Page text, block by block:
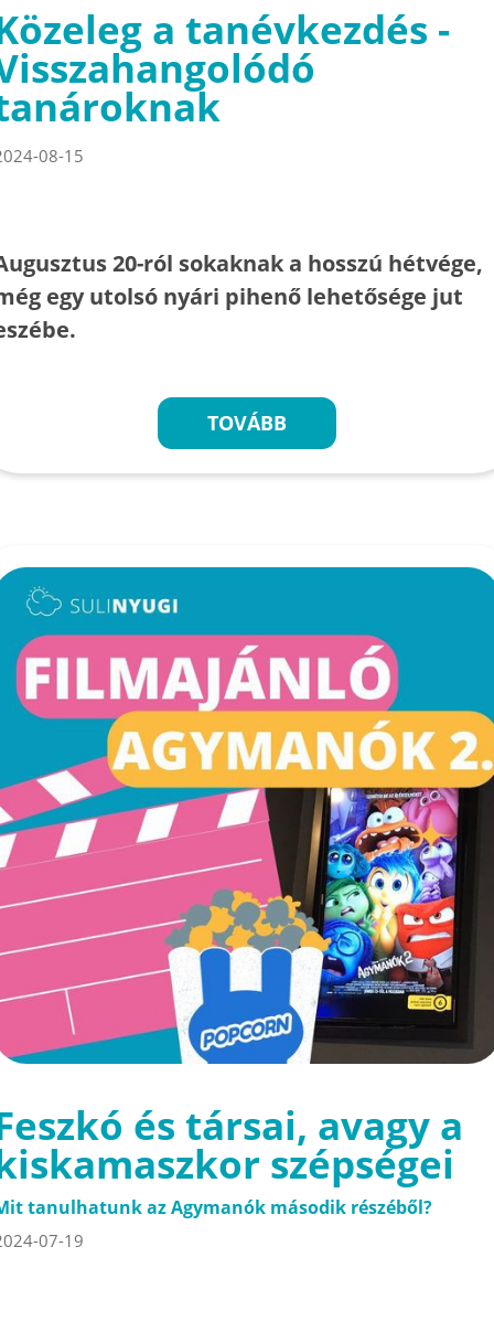
a tanévkezdés -
08-15
20-ról sokaknak a hosszú hétvége,
egy utolsó nyári pihenő lehetősége jut
TOVÁBB
és társai, avagy a
szépségei
tanulhatunk az Agymanók második részéből?
07-19